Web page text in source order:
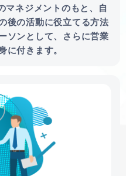
マネジメントのもと、自
後の活動に役立てる方法
ソンとして、さらに営業
に付きます。